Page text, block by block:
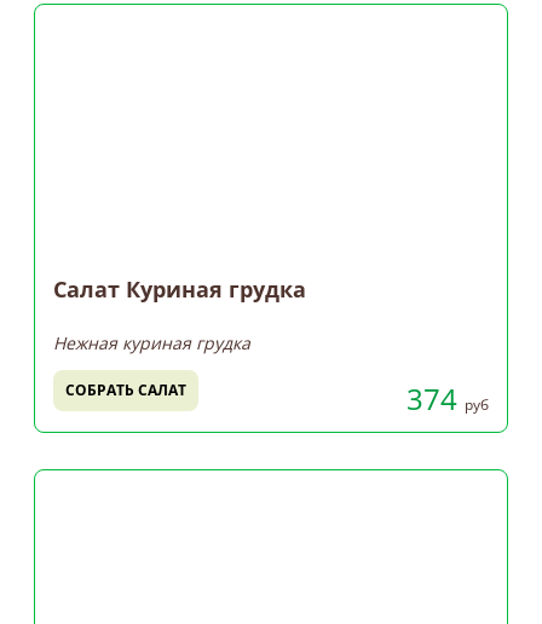
Салат Куриная грудка
Нежная куриная грудка
СОБРАТЬ САЛАТ 374 руб